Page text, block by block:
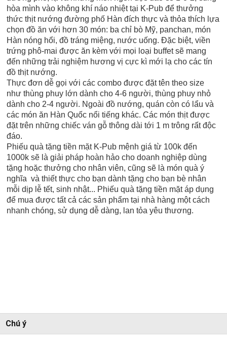
hòa mình vào không khí náo nhiệt tại K-Pub để thưởng
thức thịt nướng đường phố Hàn đích thực và thỏa thích lựa
chọn đồ ăn với hơn 30 món: ba chỉ bò Mỹ, panchan, món
Hàn nóng hổi, đồ tráng miệng, nước uống. Đặc biệt, viền
trứng phô-mai được ăn kèm với mọi loại buffet sẽ mang
đến những trải nghiệm hương vị cực kì mới lạ cho các tín
đồ thịt nướng.
Thực đơn dễ gọi với các combo được đặt tên theo size
như thùng phuy lớn dành cho 4-6 người, thùng phuy nhỏ
dành cho 2-4 người. Ngoài đồ nướng, quán còn có lẩu và
các món ăn Hàn Quốc nổi tiếng khác. Các món thịt được
đặt trên những chiếc ván gỗ thông dài tới 1 m trông rất độc
đáo.
Phiếu quà tặng tiền mặt K-Pub mệnh giá từ 100k đến
1000k sẽ là giải pháp hoàn hảo cho doanh nghiệp dùng
tặng hoặc thưởng cho nhân viên, cũng sẽ là món quà ý
nghĩa và thiết thực cho bạn dành tặng cho bạn bè nhân
mỗi dịp lễ tết, sinh nhật... Phiếu quà tặng tiền mặt áp dụng
để mua được tất cả các sản phẩm tại nhà hàng một cách
nhanh chóng, sử dụng dễ dàng, lan tỏa yêu thương.
Chú ý